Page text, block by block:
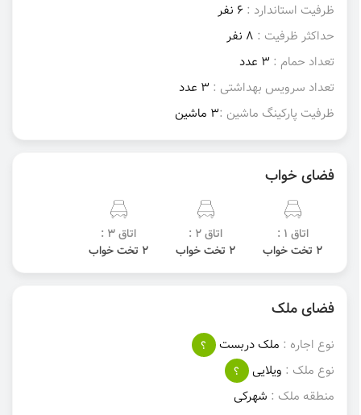
ظرفیت استاندارد : 6 نفر
حداکثر ظرفیت : 8 نفر
تعداد حمام : 3 عدد
تعداد سرویس بهداشتی : 3 عدد
ظرفیت پارکینگ ماشین :3 ماشین
فضای خواب
اتاق 1 :
2 تخت خواب
اتاق 2 :
2 تخت خواب
اتاق 3 :
2 تخت خواب
فضای ملک
نوع اجاره : ملک دربست
؟
نوع ملک : ویلایی
؟
منطقه ملک : شهرکی